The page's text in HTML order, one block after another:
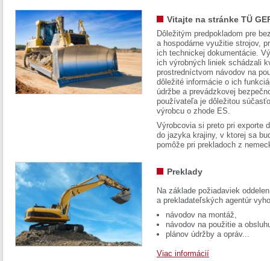
Vitajte na stránke TÜ
Dôležitým predpokladom pre
a hospodárne využitie strojov,
ich technickej dokumentácie.
ich výrobných liniek schádzali
prostredníctvom návodov na
dôležité informácie o ich
údržbe a prevádzkovej
používateľa je dôležitou
výrobcu o zhode ES.
Výrobcovia si preto pri exporte
do jazyka krajiny, v ktorej sa
pomôže pri prekladoch z
Preklady
Na základe požiadaviek
a prekladateľských agentúr
návodov na montáž,
návodov na použitie a
plánov údržby a opráv...
Viac informácií